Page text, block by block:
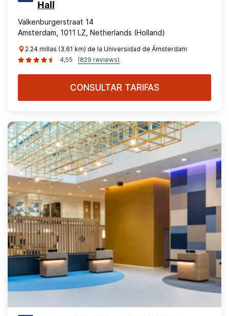
Hall
Valkenburgerstraat 14
Amsterdam, 1011 LZ, Netherlands (Holland)
2.24 millas (3.61 km) de la Universidad de Ámsterdam
4,55
(829 reviews)
CONSULTAR TARIFAS